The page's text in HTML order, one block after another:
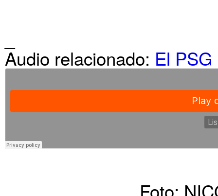
Audio relacionado: El
Foto: